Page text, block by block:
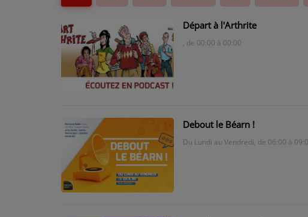
C'ÉTAIT QUOI CE TITRE ?
PODCASTS - SAISON 2026/2027
ARCHIVES - SAISONS PASSÉES
VOS ÉMISSIONS EN IMAGES
Départ à l'Arthrite
, de 00:00 à 00:00
Debout le Béarn !
Du Lundi au Vendredi, de 06:00 à